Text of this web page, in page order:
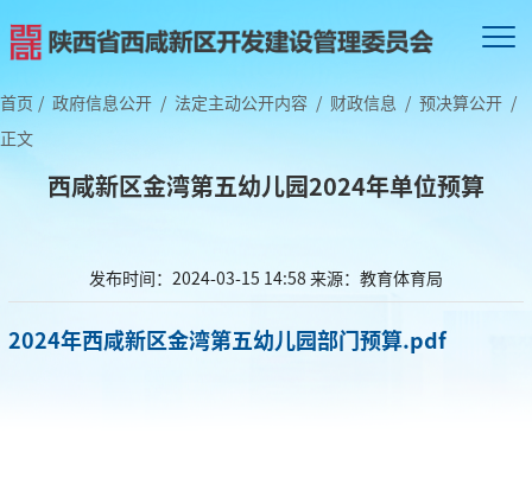
首页 / 政府信息公开 / 法定主动公开内容 / 财政信息 / 预决算公开 /
正文
西咸新区金湾第五幼儿园2024年单位预算
发布时间：2024-03-15 14:58 来源：教育体育局
2024年西咸新区金湾第五幼儿园部门预算.pdf